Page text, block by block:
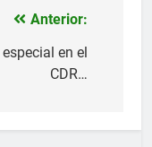
Anterior:
en el
CDR…